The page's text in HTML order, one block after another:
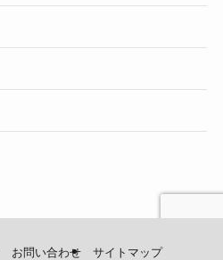
お問い合わせ サイトマップ